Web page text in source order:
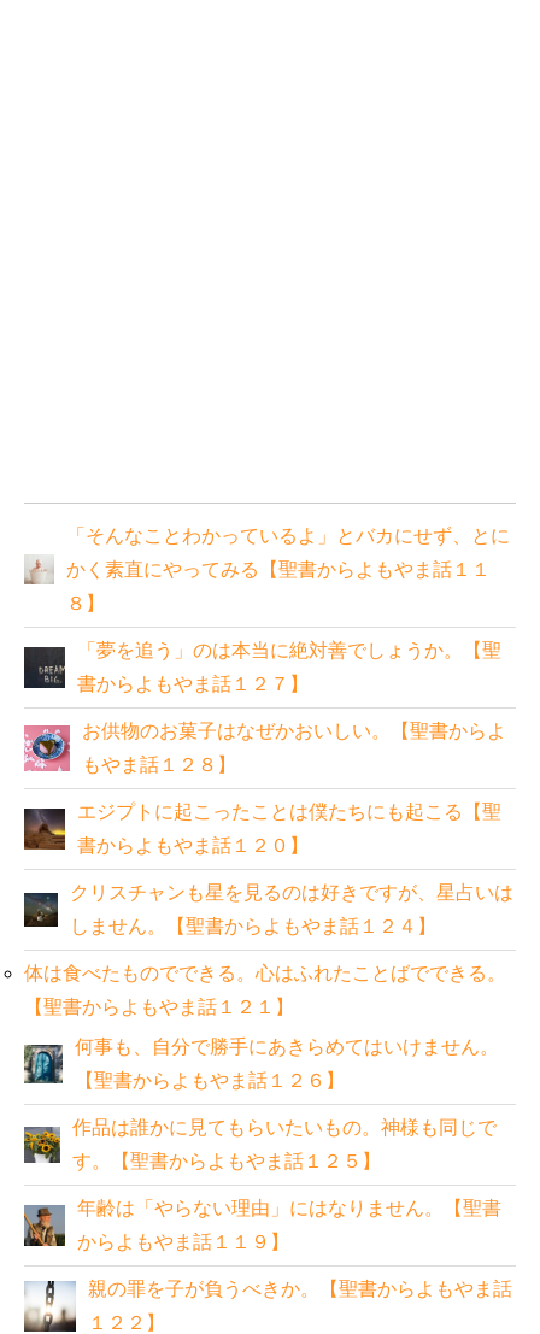
「そんなことわかっているよ」とバカにせず、とに
かく素直にやってみる【聖書からよもやま話１１
８】
「夢を追う」のは本当に絶対善でしょうか。【聖
書からよもやま話１２７】
お供物のお菓子はなぜかおいしい。【聖書からよ
もやま話１２８】
エジプトに起こったことは僕たちにも起こる【聖
書からよもやま話１２０】
クリスチャンも星を見るのは好きですが、星占いは
しません。【聖書からよもやま話１２４】
体は食べたものでできる。心はふれたことばでできる。
【聖書からよもやま話１２１】
何事も、自分で勝手にあきらめてはいけません。
【聖書からよもやま話１２６】
作品は誰かに見てもらいたいもの。神様も同じで
す。【聖書からよもやま話１２５】
年齢は「やらない理由」にはなりません。【聖書
からよもやま話１１９】
親の罪を子が負うべきか。【聖書からよもやま話
１２２】